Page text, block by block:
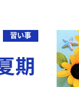
習い事
期